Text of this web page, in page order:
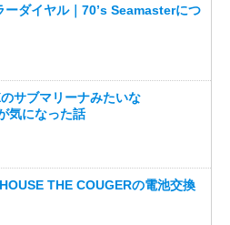
ーダイヤル｜70’s Seamasterにつ
サブマリーナみたいな
気になった話
THE COUGERの電池交換